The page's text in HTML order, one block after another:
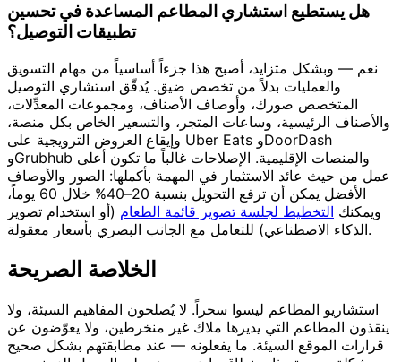
هل يستطيع استشاري المطاعم المساعدة في تحسين
تطبيقات التوصيل؟
نعم — وبشكل متزايد، أصبح هذا جزءاً أساسياً من مهام التسويق
والعمليات بدلاً من تخصص ضيق. يُدقّق استشاري التوصيل
المتخصص صورك، وأوصاف الأصناف، ومجموعات المعدِّلات،
والأصناف الرئيسية، وساعات المتجر، والتسعير الخاص بكل منصة،
وإيقاع العروض الترويجية على Uber Eats وDoorDash
وGrubhub والمنصات الإقليمية. الإصلاحات غالباً ما تكون أعلى
عمل من حيث عائد الاستثمار في المهمة بأكملها: الصور والأوصاف
الأفضل يمكن أن ترفع التحويل بنسبة 20–40% خلال 60 يوماً،
ويمكنك التخطيط لجلسة تصوير قائمة الطعام (أو استخدام تصوير
الذكاء الاصطناعي) للتعامل مع الجانب البصري بأسعار معقولة.
الخلاصة الصريحة
استشاريو المطاعم ليسوا سحراً. لا يُصلحون المفاهيم السيئة، ولا
ينقذون المطاعم التي يديرها ملاك غير منخرطين، ولا يعوّضون عن
قرارات الموقع السيئة. ما يفعلونه — عند مطابقتهم بشكل صحيح